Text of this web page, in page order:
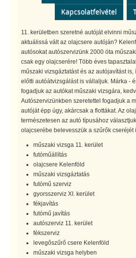
Kapcsolatfelvétel
11. kerületben szeretné autóját elvinni
aktuálissá vált az olajcsere autóján?
autósokat autószervizünk 2000 óta
csak egy olajcserére! Több éves
műszaki vizsgáztatást és az autójavítást is,
előtti autóátvizsgálást is vállaljuk. Márka -
fogadjuk az autókat műszaki vizsgára,
Autószervizünkben szeretettel fogadjuk a
autóját épp úgy, akárcsak a flottákat. Az
természetesen az autó típusához
olajcserébe belevesszük a szűrők cseréjét
műszaki vizsga 11. kerület
futóműállítás
olajcsere Kelenföld
műszaki vizsgáztatás
futómű szerviz
gyorsszerviz XI. kerület
fékjavítás
futómű javítás
autószerviz 11. kerület
fékszerviz
levegőszűrő csere Kelenföld
műszaki vizsga helyben